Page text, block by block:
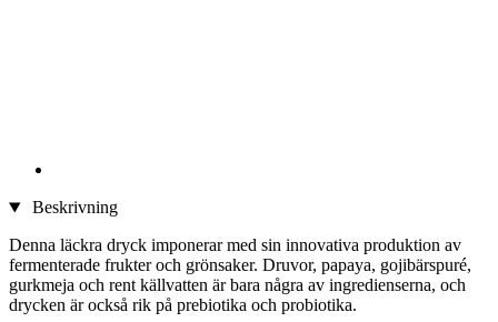
Beskrivning
Denna läckra dryck imponerar med sin innovativa produktion av
fermenterade frukter och grönsaker. Druvor, papaya, gojibärspuré,
gurkmeja och rent källvatten är bara några av ingredienserna, och
drycken är också rik på prebiotika och probiotika.